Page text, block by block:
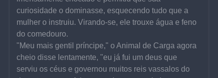
curiosidade o dominasse, esquecendo tudo que a
mulher o instruiu. Virando-se, ele trouxe água e feno
do comedouro.
"Meu mais gentil príncipe," o Animal de Carga agora
cheio disse lentamente, "eu já fui um deus que
serviu os céus e governou muitos reis vassalos do